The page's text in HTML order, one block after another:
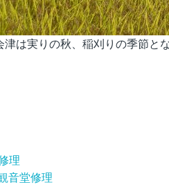
津は実りの秋、稲刈りの季節と
理
音堂修理